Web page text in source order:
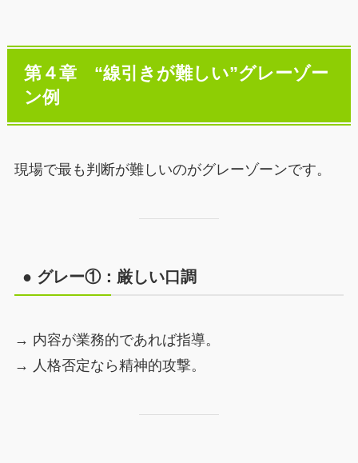
第４章 “線引きが難しい”グレーゾー
ン例
現場で最も判断が難しいのがグレーゾーンです。
● グレー①：厳しい口調
→ 内容が業務的であれば指導。
→ 人格否定なら精神的攻撃。